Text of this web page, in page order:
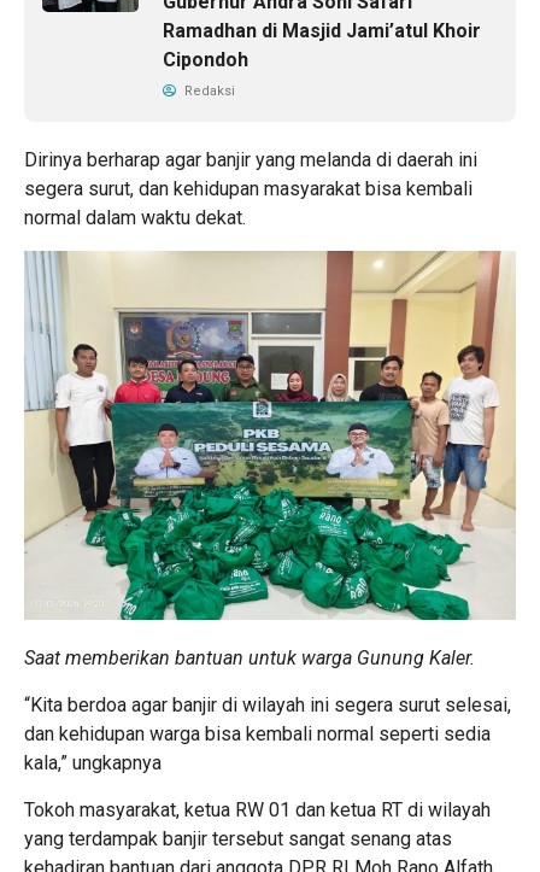
Ramadhan di Masjid Jami’atul Khoir
Cipondoh
Redaksi
Dirinya berharap agar banjir yang melanda di daerah ini
segera surut, dan kehidupan masyarakat bisa kembali
normal dalam waktu dekat.
Saat memberikan bantuan untuk warga Gunung Kaler.
“Kita berdoa agar banjir di wilayah ini segera surut selesai,
dan kehidupan warga bisa kembali normal seperti sedia
kala,” ungkapnya
Tokoh masyarakat, ketua RW 01 dan ketua RT di wilayah
yang terdampak banjir tersebut sangat senang atas